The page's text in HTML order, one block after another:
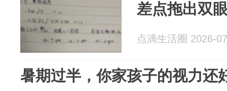
差点拖出双
点滴生活圈 2026-
暑期过半，你家孩子的视力还